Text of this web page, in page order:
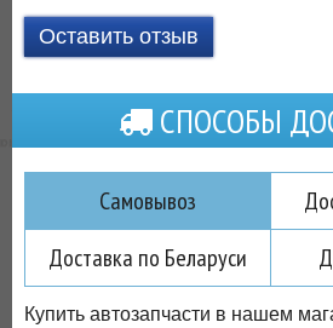
Оставить отзыв
СПОСОБЫ
Самовывоз
Доставка по Беларуси
Купить автозапчасти в нашем